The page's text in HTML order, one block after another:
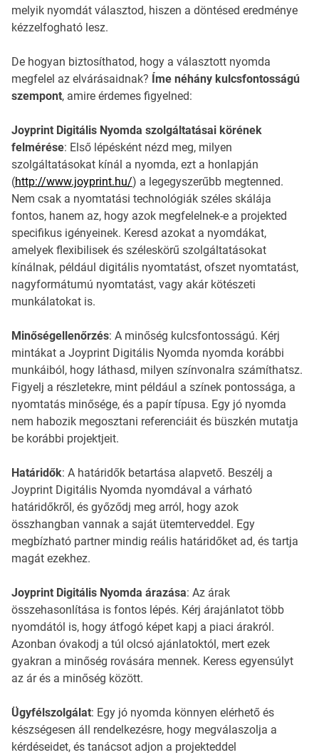
melyik nyomdát választod, hiszen a döntésed eredménye
kézzelfogható lesz.
De hogyan biztosíthatod, hogy a választott nyomda
megfelel az elvárásaidnak? Íme néhány kulcsfontosságú
szempont, amire érdemes figyelned:
Joyprint Digitális Nyomda szolgáltatásai körének
felmérése: Első lépésként nézd meg, milyen
szolgáltatásokat kínál a nyomda, ezt a honlapján
(http://www.joyprint.hu/) a legegyszerűbb megtenned.
Nem csak a nyomtatási technológiák széles skálája
fontos, hanem az, hogy azok megfelelnek-e a projekted
specifikus igényeinek. Keresd azokat a nyomdákat,
amelyek flexibilisek és széleskörű szolgáltatásokat
kínálnak, például digitális nyomtatást, ofszet nyomtatást,
nagyformátumú nyomtatást, vagy akár kötészeti
munkálatokat is.
Minőségellenőrzés: A minőség kulcsfontosságú. Kérj
mintákat a Joyprint Digitális Nyomda nyomda korábbi
munkáiból, hogy láthasd, milyen színvonalra számíthatsz.
Figyelj a részletekre, mint például a színek pontossága, a
nyomtatás minősége, és a papír típusa. Egy jó nyomda
nem habozik megosztani referenciáit és büszkén mutatja
be korábbi projektjeit.
Határidők: A határidők betartása alapvető. Beszélj a
Joyprint Digitális Nyomda nyomdával a várható
határidőkről, és győződj meg arról, hogy azok
összhangban vannak a saját ütemterveddel. Egy
megbízható partner mindig reális határidőket ad, és tartja
magát ezekhez.
Joyprint Digitális Nyomda árazása: Az árak
összehasonlítása is fontos lépés. Kérj árajánlatot több
nyomdától is, hogy átfogó képet kapj a piaci árakról.
Azonban óvakodj a túl olcsó ajánlatoktól, mert ezek
gyakran a minőség rovására mennek. Keress egyensúlyt
az ár és a minőség között.
Ügyfélszolgálat: Egy jó nyomda könnyen elérhető és
készségesen áll rendelkezésre, hogy megválaszolja a
kérdéseidet, és tanácsot adjon a projekteddel